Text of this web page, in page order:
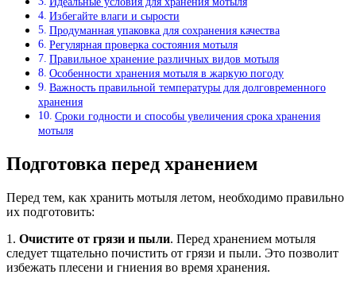
Избегайте влаги и сырости
Продуманная упаковка для сохранения качества
Регулярная проверка состояния мотыля
Правильное хранение различных видов мотыля
Особенности хранения мотыля в жаркую погоду
Важность правильной температуры для долговременного
хранения
Сроки годности и способы увеличения срока хранения
мотыля
Подготовка перед хранением
Перед тем, как хранить мотыля летом, необходимо правильно
их подготовить:
1. Очистите от грязи и пыли. Перед хранением мотыля
следует тщательно почистить от грязи и пыли. Это позволит
избежать плесени и гниения во время хранения.